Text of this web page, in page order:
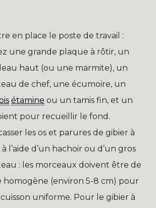
en place le poste de travail :
une grande plaque à rôtir, un
haut (ou une marmite), un
de chef, une écumoire, un
étamine ou un tamis fin, et un
pour recueillir le fond.
les os et parures de gibier à
à l’aide d’un hachoir ou d’un gros
: les morceaux doivent être de
homogène (environ 5-8 cm) pour
uniforme. Pour le gibier à